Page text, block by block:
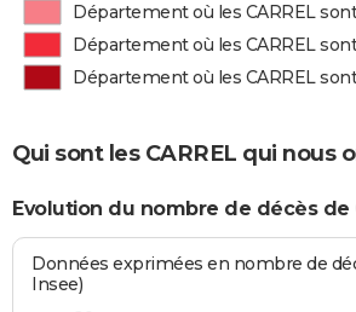
Département où les CARREL
Département où les CARREL
Département où les CARREL
Qui sont les CARREL qui nous
Evolution du nombre de décès de
Données exprimées en nombre de
Insee)